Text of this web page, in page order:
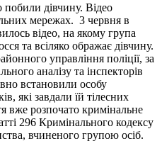
побили дівчину. Відео
мережах. 3 червня в
відео, на якому група
та всіляко ображає дівчину.
управління поліції, за
аналізу та інспекторів
встановили особу
які завдали їй тілесних
вже розпочато кримінальне
296 Кримінального кодексу
вчиненого групою осіб.